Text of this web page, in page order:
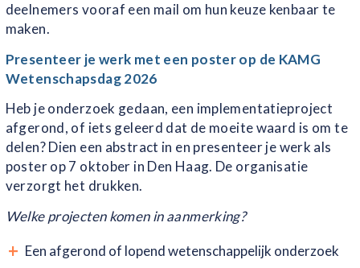
deelnemers vooraf een mail om hun keuze kenbaar te
maken.
Presenteer je werk met een poster op de KAMG
Wetenschapsdag 2026
Heb je onderzoek gedaan, een implementatieproject
afgerond, of iets geleerd dat de moeite waard is om te
delen? Dien een abstract in en presenteer je werk als
poster op 7 oktober in Den Haag. De organisatie
verzorgt het drukken.
Welke projecten komen in aanmerking?
Een afgerond of lopend wetenschappelijk onderzoek